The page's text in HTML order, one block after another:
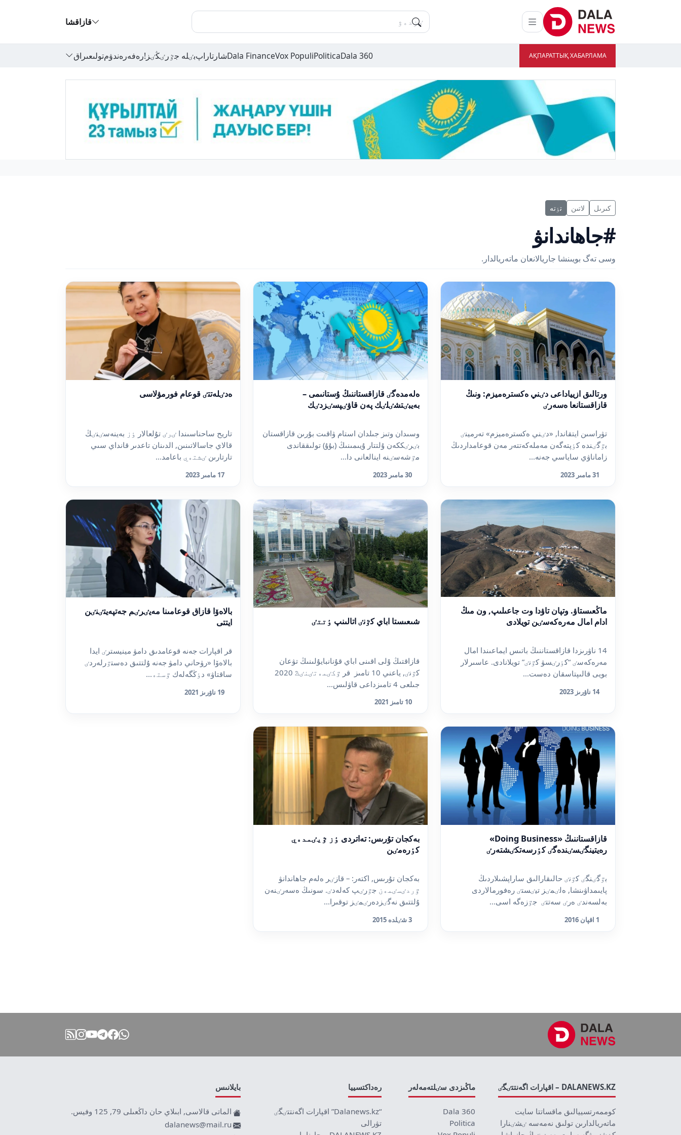
قازاقشا
АҚПАРАТТЫҚ ХАБАРЛАМА
Dala 360
Politica
Vox Populi
Dala Financeشارتاراپبٸلە جٷرٸڭٸز!رەفەرەندۋمتولىعىراق
كىرىل لاتىن تٶتە
#جاھاندانۋ
وسى تەگ بويىنشا جاريالانعان ماتەريالدار.
ورتالىق ازيياداعى دٸني ەكسترەميزم: ونىڭ
قازاقستانعا ەسەرٸ
تۋراسىن ايتقاندا, «دٸني ەكسترەميزم» تەرمينٸ
بٷگٸندە كٶپتەگەن مەملەكەتتەر مەن قوعامداردىڭ
زاماناۋي ساياسي جەنە...
31 مامىر 2023
ەلەمدەگٸ قازاقستاننىڭ ۇستانىمى –
بەيبٸتشٸلٸك پەن قاۋٸپسٸزدٸك
وسىدان وتىز جىلدان استام ۋاقىت بۇرىن قازاقستان
بٸرٸككەن ۇلتتار ۇيىمىنىڭ (بۇۇ) تولىققاندى
مٷشەسٸنە اينالعانى دا...
30 مامىر 2023
ەدٸلەتتٸ قوعام فورمۋلاسى
تاريح ساحناسىندا ٸرٸ تۇلعالار ٶز بەينەسٸنٸڭ
قالاي جاسالاتىنىن, الدىنان تاعدىر قانداي سىي
تارتارىن ٸشتەي باعامد...
17 مامىر 2023
ماڭعىستاۋ. وتپان تاۋدا وت جاعىلىپ, ون مىڭ
ادام امال مەرەكەسٸن تويلادى
14 ناۋرىزدا قازاقستاننىڭ باتىس ايماعىندا امال
مەرەكەسٸ “كٶرٸسۋ كٷنٸ” تويلانادى. عاسىرلار
بويى قالىپتاسقان دەست...
14 ناۋرىز 2023
شىعىستا اباي كٷنٸ اتالىنپ ٶتتٸ
قازاقتىڭ ۇلى اقىنى اباي قۇنانبايۇلىنىڭ تۋعان
كٷنٸ, ياعني 10 تامىز قر ٷكٸمەتٸنٸڭ 2020
جىلعى 4 تامىزداعى قاۋلىس...
10 تامىز 2021
بالاەۆا قازاق قوعامىنا مەيٸرٸم جەتپەيتٸنٸن
ايتتى
قر اقپارات جەنە قوعامدىق دامۋ مينيسترٸ ايدا
بالاەۆا «رۋحاني دامۋ جەنە ۇلتتىق دەستٷرلەردٸ
ساقتاۋ» دٶڭگەلەك ٷستە...
19 ناۋرىز 2021
قازاقستاننىڭ «Doing Business»
رەيتينگٸسٸندەگٸ كٶرسەتكٸشتەرٸ
بٷگٸنگٸ كٷنٸ حالىقارالىق ساراپشىلاردىڭ
پايىمداۋىنشا, ەلٸمٸز تيٸستٸ رەفورمالاردى
بەلسەندٸ ەرٸ سەتتٸ جٷزەگە اسى...
1 اقپان 2016
بەكجان تۇرىس: تەاتردى ٶز ٷيٸمدەي
كٶرەمٸن
بەكجان تۇرىس, اكتەر: – قازٸر ەلەم جاھاندانۋ
ٷردٸسٸمەن جٷرٸپ كەلەدٸ. سونىڭ ەسەرٸنەن
ۇلتتىق نەگٸزدەرٸمٸز توقىرا...
3 شٸلدە 2015
DALANEWS.KZ – اقپارات اگەنتتٸگٸ
كوممەرتسييالىق ماقساتتا سايت
ماتەريالدارىن تولىق نەمەسە ٸشٸنارا
ماڭىزدى سٸلتەمەلەر
Dala 360
Politica
رەداكتسييا
“Dalanews.kz” اقپارات اگەنتتٸگٸ
تۋرالى
بايلانىس
الماتى قالاسى, ابىلاي حان داڭعىلى 79, 125 وفيس.
dalanews@mail.ru